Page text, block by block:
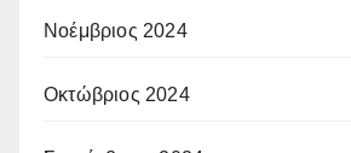
Νοέμβριος 2024
Οκτώβριος 2024